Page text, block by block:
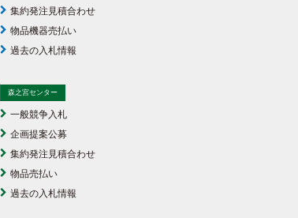
集約発注見積合わせ
物品機器売払い
過去の入札情報
森之宮センター
一般競争入札
企画提案公募
集約発注見積合わせ
物品売払い
過去の入札情報